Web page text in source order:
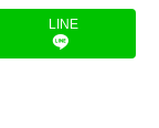
LINE